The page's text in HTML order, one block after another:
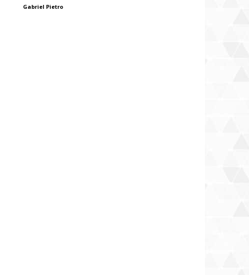
Gabriel Pietro